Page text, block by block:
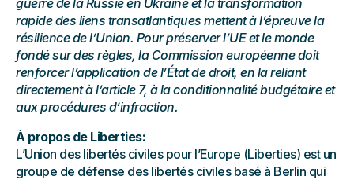
guerre de la Russie en Ukraine et la transformation
rapide des liens transatlantiques mettent à l’épreuve la
résilience de l’Union. Pour préserver l’UE et le monde
fondé sur des règles, la Commission européenne doit
renforcer l’application de l’État de droit, en la reliant
directement à l’article 7, à la conditionnalité budgétaire et
aux procédures d’infraction.
À propos de Liberties:
L’Union des libertés civiles pour l’Europe (Liberties) est un
groupe de défense des libertés civiles basé à Berlin qui